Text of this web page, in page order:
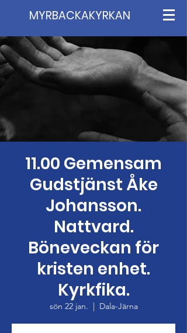
MYRBACKAKYRKAN
11.00 Gemensam
Gudstjänst Åke
Johansson.
Nattvard.
Böneveckan för
kristen enhet.
Kyrkfika.
sön 22 jan.
  |
Dala-Järna